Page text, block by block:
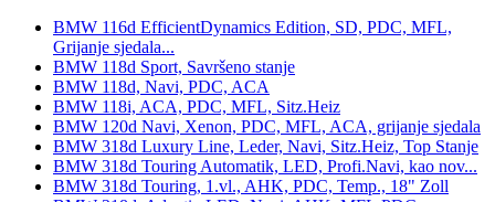
BMW 116d EfficientDynamics Edition, SD, PDC, MFL,
Grijanje sjedala...
BMW 118d Sport, Savršeno stanje
BMW 118d, Navi, PDC, ACA
BMW 118i, ACA, PDC, MFL, Sitz.Heiz
BMW 120d Navi, Xenon, PDC, MFL, ACA, grijanje sjedala
BMW 318d Luxury Line, Leder, Navi, Sitz.Heiz, Top Stanje
BMW 318d Touring Automatik, LED, Profi.Navi, kao nov...
BMW 318d Touring, 1.vl., AHK, PDC, Temp., 18" Zoll